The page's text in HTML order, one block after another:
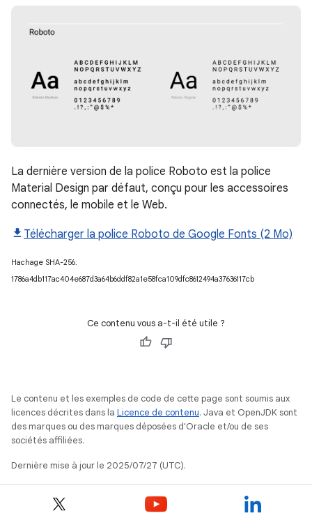
La dernière version de la police Roboto est la police
Material Design par défaut, conçu pour les accessoires
connectés, le mobile et le Web.
Télécharger la police Roboto de Google Fonts (2 Mo)
Hachage SHA-256:
1786a4db117ac404e687d3a64b6ddf82a1e58fca109dfc8612494a37636117cb
Ce contenu vous a-t-il été utile ?
Le contenu et les exemples de code de cette page sont soumis aux
licences décrites dans la Licence de contenu. Java et OpenJDK sont
des marques ou des marques déposées d'Oracle et/ou de ses
sociétés affiliées.
Dernière mise à jour le 2025/07/27 (UTC).